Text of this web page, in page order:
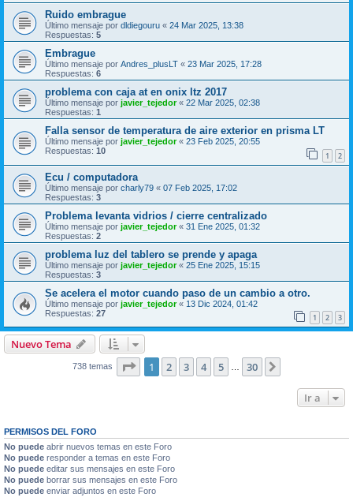
Ruido embrague
Último mensaje por dldiegouru « 24 Mar 2025, 13:38
Respuestas: 5
Embrague
Último mensaje por Andres_plusLT « 23 Mar 2025, 17:28
Respuestas: 6
problema con caja at en onix ltz 2017
Último mensaje por javier_tejedor« 22 Mar 2025, 02:38
Respuestas: 1
Falla sensor de temperatura de aire exterior en prisma LT
Último mensaje por javier_tejedor« 23 Feb 2025, 20:55
Respuestas: 10 1 2
Ecu / computadora
Último mensaje por charly79 « 07 Feb 2025, 17:02
Respuestas: 3
Problema levanta vidrios / cierre centralizado
Último mensaje por javier_tejedor« 31 Ene 2025, 01:32
Respuestas: 2
problema luz del tablero se prende y apaga
Último mensaje por javier_tejedor« 25 Ene 2025, 15:15
Respuestas: 3
Se acelera el motor cuando paso de un cambio a otro.
Último mensaje por javier_tejedor« 13 Dic 2024, 01:42
Respuestas: 27 1 2 3
Nuevo Tema
738 temas Página de 30
1 2 3 4 5 30
Ir a
PERMISOS DEL FORO
No puede abrir nuevos temas en este Foro
No puede responder a temas en este Foro
No puede editar sus mensajes en este Foro
No puede borrar sus mensajes en este Foro
No puede enviar adjuntos en este Foro